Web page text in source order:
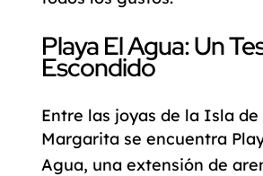
Playa El Agua: Un
Escondido
Entre las joyas de la Isla de
Margarita se encuentra
Agua, una extensión de